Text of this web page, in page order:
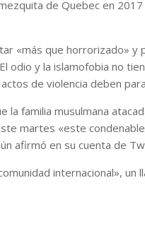
de Quebec en
«más que horrorizado» y
odio y la islamofobia no
de violencia deben
la familia musulmana
martes «este
afirmó en su cuenta de
internacional», un